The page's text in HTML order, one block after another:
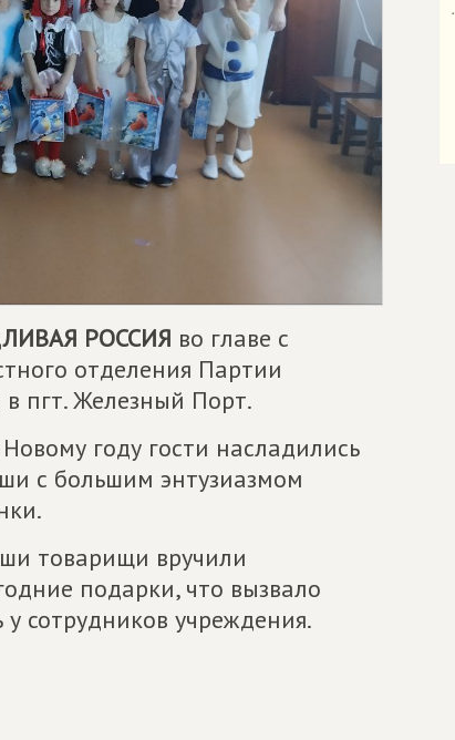
РОССИЯ во главе с
отделения Партии
пгт. Железный Порт.
году гости насладились
с большим энтузиазмом
товарищи вручили
подарки, что вызвало
сотрудников учреждения.
˙